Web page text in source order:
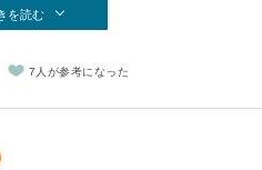
を読む
7人が参考になった